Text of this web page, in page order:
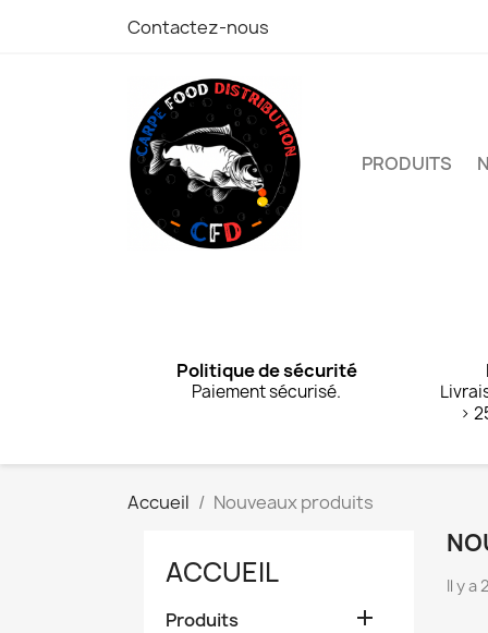
Contactez-nous
PRODUITS
Politique de sécurité
Paiement sécurisé.
>
Accueil Nouveaux produits
ACCUEIL
Produits 
Il y a